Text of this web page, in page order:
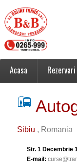
Acasa Rezervari
Sibiu , Romania
Str. 1 Decembrie
E-mail: